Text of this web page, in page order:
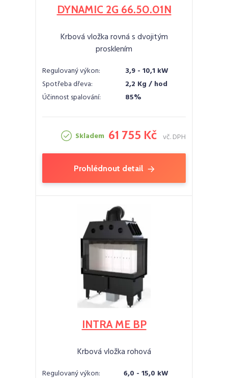
DYNAMIC 2G 66.50.01N
Krbová vložka rovná s dvojitým
prosklením
Regulovaný výkon:
3,9 - 10,1 kW
Spotřeba dřeva:
2,2 Kg / hod
Účinnost spalování:
85%
Skladem 61 755 Kč vč. DPH
Prohlédnout detail
INTRA ME BP
Krbová vložka rohová
Regulovaný výkon: 6,0 - 15,0 kW